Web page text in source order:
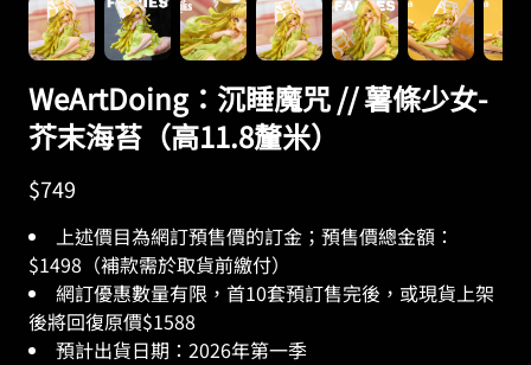
WeArtDoing：沉睡魔咒 // 薯條少女-
芥末海苔（高11.8釐米）
$749
上述價目為網訂預售價的訂金；預售價總金額：
$1498（補款需於取貨前繳付）
網訂優惠數量有限，首10套預訂售完後，或現貨上架
後將回復原價$1588
預計出貨日期： 2026年第一季